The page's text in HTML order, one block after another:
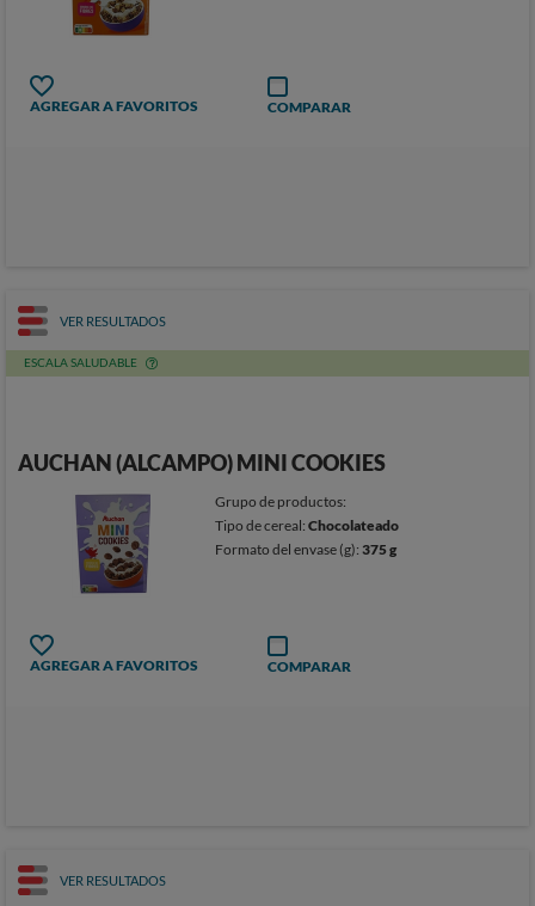
AGREGAR A FAVORITOS COMPARAR
VER RESULTADOS
ESCALA SALUDABLE
AUCHAN (ALCAMPO) MINI COOKIES
Grupo de productos:
Tipo de cereal:Chocolateado
Formato del envase (g):375 g
AGREGAR A FAVORITOS COMPARAR
VER RESULTADOS